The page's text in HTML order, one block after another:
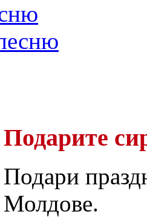
Подарите
Подари
Молдове.